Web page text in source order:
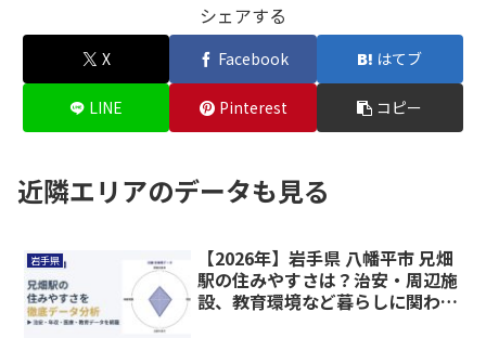
シェアする
X Facebook はてブ
LINE Pinterest コピー
近隣エリアのデータも見る
岩手県
【2026年】岩手県 八幡平市 兄畑
駅の住みやすさは？治安・周辺施
設、教育環境など暮らしに関わる